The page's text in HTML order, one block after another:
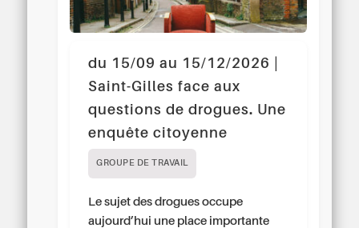
du 15/09 au 15/12/2026 |
Saint-Gilles face aux
questions de drogues. Une
enquête citoyenne
GROUPE DE TRAVAIL
Le sujet des drogues occupe
aujourd’hui une place importante